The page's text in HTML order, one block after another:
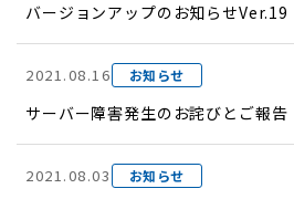
バージョンアップのお知らせVer.19
2021.08.16 お知らせ
サーバー障害発生のお詫びとご報告
2021.08.03 お知らせ